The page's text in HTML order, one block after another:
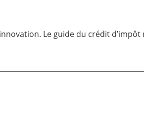
Le guide du crédit